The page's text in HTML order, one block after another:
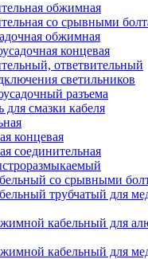
обжимная
со срывными
обжимная
концевая
ответвительный
светильников
разъема
для смазки кабеля
концевая
соединительная
со срывными
трубчатый для
кабельный для
кабельный для